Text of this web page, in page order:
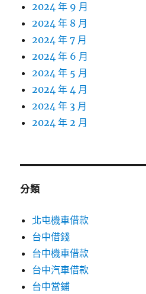
2024 年 9 月
2024 年 8 月
2024 年 7 月
2024 年 6 月
2024 年 5 月
2024 年 4 月
2024 年 3 月
2024 年 2 月
分類
北屯機車借款
台中借錢
台中機車借款
台中汽車借款
台中當鋪